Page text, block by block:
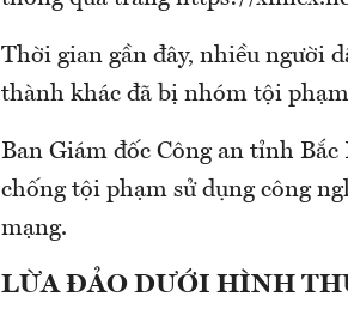
Thời gian gần đây, nhiều người
thành khác đã bị nhóm tội
Ban Giám đốc Công an tỉnh
chống tội phạm sử dụng công
mạng.
LỪA ĐẢO DƯỚI HÌNH